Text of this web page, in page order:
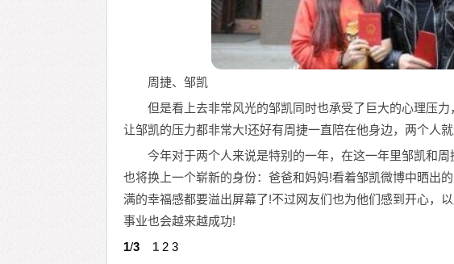
周捷、邹凯
但是看上去非常风光的邹凯同时也承受了巨大的心理压
让邹凯的压力都非常大!还好有周捷一直陪在他身边，两个人
今年对于两个人来说是特别的一年，在这一年里邹凯和
也将换上一个崭新的身份：爸爸和妈妈!看着邹凯微博中晒出
满的幸福感都要溢出屏幕了!不过网友们也为他们感到开心，
事业也会越来越成功!
1/3 1 2 3